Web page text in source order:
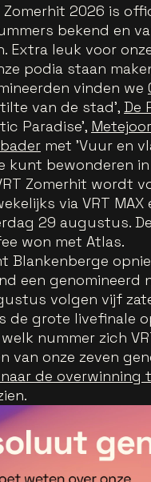
Zomerhit 2026 is
bekend en
Extra leuk voor
podia staan
vinden we
van de stad', De
Paradise', Metejoor
met 'Vuur en
kunt bewonderen in
Zomerhit wordt
via VRT
29 augustus.
won met Atlas.
Blankenberge
een
volgen vijf
de grote livefinale
nummer zich
van onze zeven
de overwinning